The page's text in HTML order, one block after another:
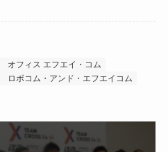
オフィス エフエイ・コム
ロボコム・アンド・エフエイコム